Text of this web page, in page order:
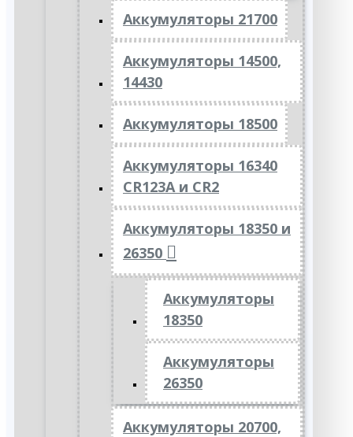
Аккумуляторы 21700
Аккумуляторы 14500,
14430
Аккумуляторы 18500
Аккумуляторы 16340
CR123A и CR2
Аккумуляторы 18350 и
26350
Аккумуляторы
18350
Аккумуляторы
26350
Аккумуляторы 20700,